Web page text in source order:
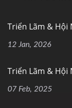
Triển Lãm & Hội
12 Jan, 2026
Triển Lãm & Hội
07 Feb, 2025